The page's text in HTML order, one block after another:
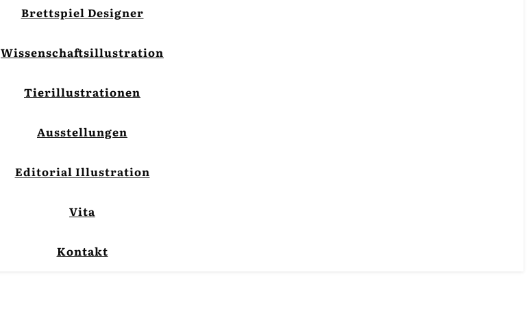
Brettspiel Designer
Wissenschaftsillustration
Tierillustrationen
Ausstellungen
Editorial Illustration
Vita
Kontakt